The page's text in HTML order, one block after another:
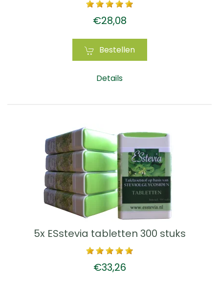
€28,08
Bestellen
Details
5x ESstevia tabletten 300 stuks
€33,26